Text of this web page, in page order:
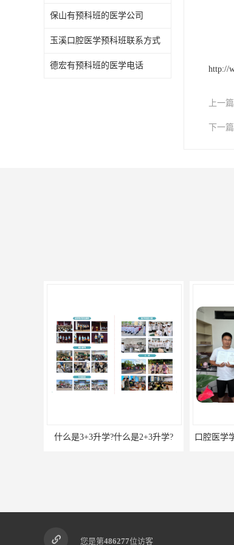
保山有预科班的医学公司
玉溪口腔医学预科班联系方式
德宏有预科班的医学电话 http://
上一篇
下一篇
什么是3+3升学?什么是2+3升学? 口腔医学
您是第486277位访客